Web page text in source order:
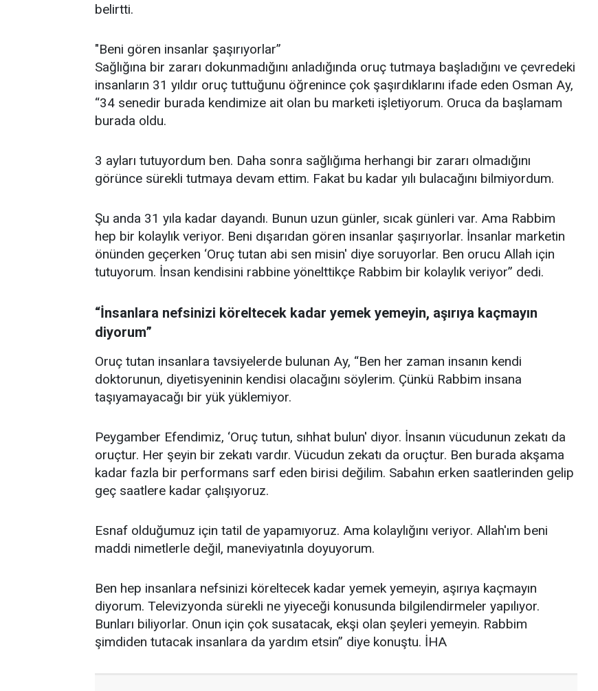
belirtti.
"Beni gören insanlar şaşırıyorlar”
Sağlığına bir zararı dokunmadığını anladığında oruç tutmaya başladığını ve çevredeki
insanların 31 yıldır oruç tuttuğunu öğrenince çok şaşırdıklarını ifade eden Osman Ay,
“34 senedir burada kendimize ait olan bu marketi işletiyorum. Oruca da başlamam
burada oldu.
3 ayları tutuyordum ben. Daha sonra sağlığıma herhangi bir zararı olmadığını
görünce sürekli tutmaya devam ettim. Fakat bu kadar yılı bulacağını bilmiyordum.
Şu anda 31 yıla kadar dayandı. Bunun uzun günler, sıcak günleri var. Ama Rabbim
hep bir kolaylık veriyor. Beni dışarıdan gören insanlar şaşırıyorlar. İnsanlar marketin
önünden geçerken ‘Oruç tutan abi sen misin' diye soruyorlar. Ben orucu Allah için
tutuyorum. İnsan kendisini rabbine yönelttikçe Rabbim bir kolaylık veriyor” dedi.
“İnsanlara nefsinizi köreltecek kadar yemek yemeyin, aşırıya kaçmayın
diyorum”
Oruç tutan insanlara tavsiyelerde bulunan Ay, “Ben her zaman insanın kendi
doktorunun, diyetisyeninin kendisi olacağını söylerim. Çünkü Rabbim insana
taşıyamayacağı bir yük yüklemiyor.
Peygamber Efendimiz, ‘Oruç tutun, sıhhat bulun' diyor. İnsanın vücudunun zekatı da
oruçtur. Her şeyin bir zekatı vardır. Vücudun zekatı da oruçtur. Ben burada akşama
kadar fazla bir performans sarf eden birisi değilim. Sabahın erken saatlerinden gelip
geç saatlere kadar çalışıyoruz.
Esnaf olduğumuz için tatil de yapamıyoruz. Ama kolaylığını veriyor. Allah'ım beni
maddi nimetlerle değil, maneviyatınla doyuyorum.
Ben hep insanlara nefsinizi köreltecek kadar yemek yemeyin, aşırıya kaçmayın
diyorum. Televizyonda sürekli ne yiyeceği konusunda bilgilendirmeler yapılıyor.
Bunları biliyorlar. Onun için çok susatacak, ekşi olan şeyleri yemeyin. Rabbim
şimdiden tutacak insanlara da yardım etsin” diye konuştu. İHA